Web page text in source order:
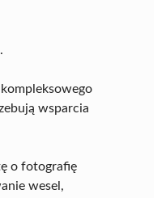
wsparcia
o fotografię
wesel,